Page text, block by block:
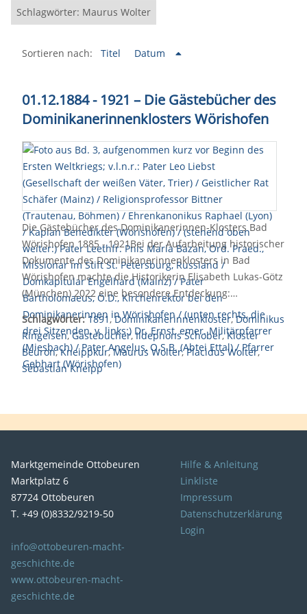
Schlagwörter: Maurus Wolter
Sortieren nach: Titel Datum
01.12.1884 - 1921 – Die Gästebücher des
Dominikanerinnenklosters Wörishofen
Die Gästebücher des Dominikanerinnen-Klosters Bad
Wörishofen 1885 - 1921Bei der Aufarbeitung historischer
Dokumente des Dominikanerinnenklosters in Bad
Wörishofen machte die Historikerin Elisabeth Lukas-Götz
(München) 2022 eine besondere Entdeckung:…
Schlagwörter: 1891,Dominikanerinnenkloster,Dominikus
Ringeisen,Gästebücher,Ildephons Schober,Kloster
Beuron,Kneippkur,Maurus Wolter,Placidus Wolter,
Sebastian Kneipp
Marktgemeinde Ottobeuren
Marktplatz 6
87724 Ottobeuren
T. +49 (0)8332/9219-50
info@ottobeuren-macht-
geschichte.de
www.ottobeuren-macht-
geschichte.de
Hilfe & Anleitung
Linkliste
Impressum
Datenschutzerklärung
Login